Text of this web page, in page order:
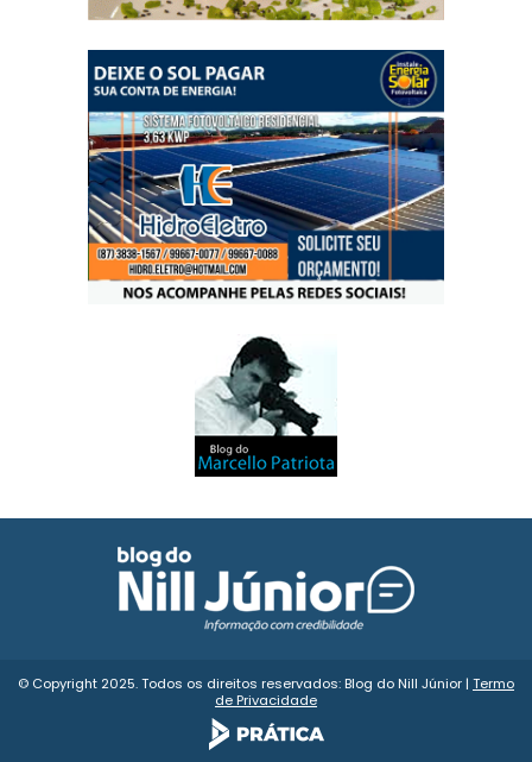
© Copyright 2025. Todos os direitos reservados: Blog do Nill Júnior | Termo
de Privacidade